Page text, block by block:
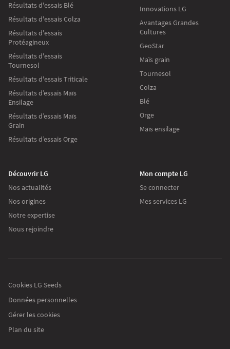
Résultats d'essais Blé
Résultats d'essais Colza
Résultats d'essais
Protéagineux
Résultats d'essais
Tournesol
Résultats d'essais Triticale
Résultats d’essais Maïs
Ensilage
Résultats d’essais Maïs
Grain
Résultats d’essais Orge
Innovations LG
Avantages Grandes
Cultures
GeoStar
Maïs grain
Tournesol
Colza
Blé
Orge
Maïs ensilage
Découvrir LG
Nos actualités
Nos origines
Notre expertise
Nous rejoindre
Mon compte LG
Se connecter
Mes services LG
Cookies LG Seeds
Données personnelles
Gérer les cookies
Plan du site
que vous faites de notre site. Ces informations nous aident à vous proposer
Pour modifier vos préférences par la suite, cliquez sur le lien 'Préférences de
cookies' situé dans le pied de page.
Lire la politique de confidentialité